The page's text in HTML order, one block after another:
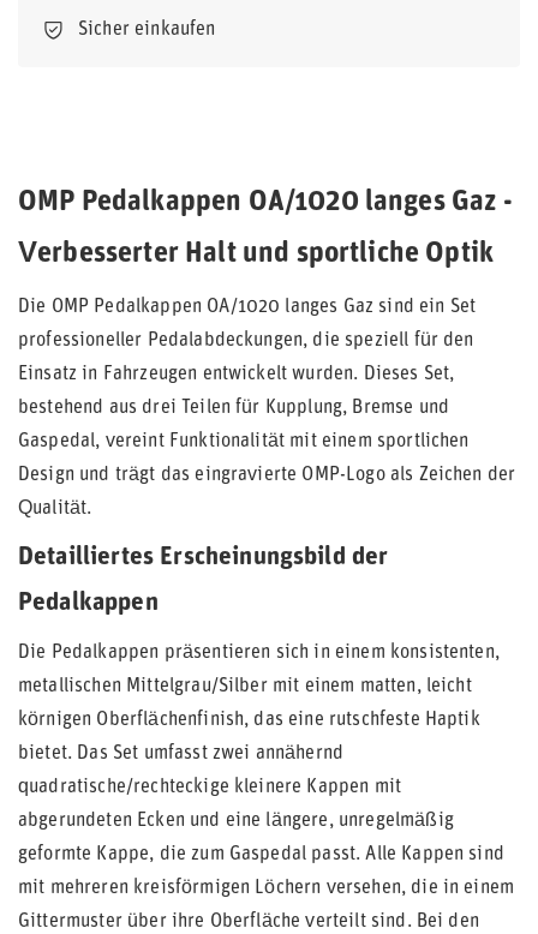
Sicher einkaufen
OMP Pedalkappen OA/1020 langes Gaz -
Verbesserter Halt und sportliche Optik
Die OMP Pedalkappen OA/1020 langes Gaz sind ein Set
professioneller Pedalabdeckungen, die speziell für den
Einsatz in Fahrzeugen entwickelt wurden. Dieses Set,
bestehend aus drei Teilen für Kupplung, Bremse und
Gaspedal, vereint Funktionalität mit einem sportlichen
Design und trägt das eingravierte OMP-Logo als Zeichen der
Qualität.
Detailliertes Erscheinungsbild der
Pedalkappen
Die Pedalkappen präsentieren sich in einem konsistenten,
metallischen Mittelgrau/Silber mit einem matten, leicht
körnigen Oberflächenfinish, das eine rutschfeste Haptik
bietet. Das Set umfasst zwei annähernd
quadratische/rechteckige kleinere Kappen mit
abgerundeten Ecken und eine längere, unregelmäßig
geformte Kappe, die zum Gaspedal passt. Alle Kappen sind
mit mehreren kreisförmigen Löchern versehen, die in einem
Gittermuster über ihre Oberfläche verteilt sind. Bei den